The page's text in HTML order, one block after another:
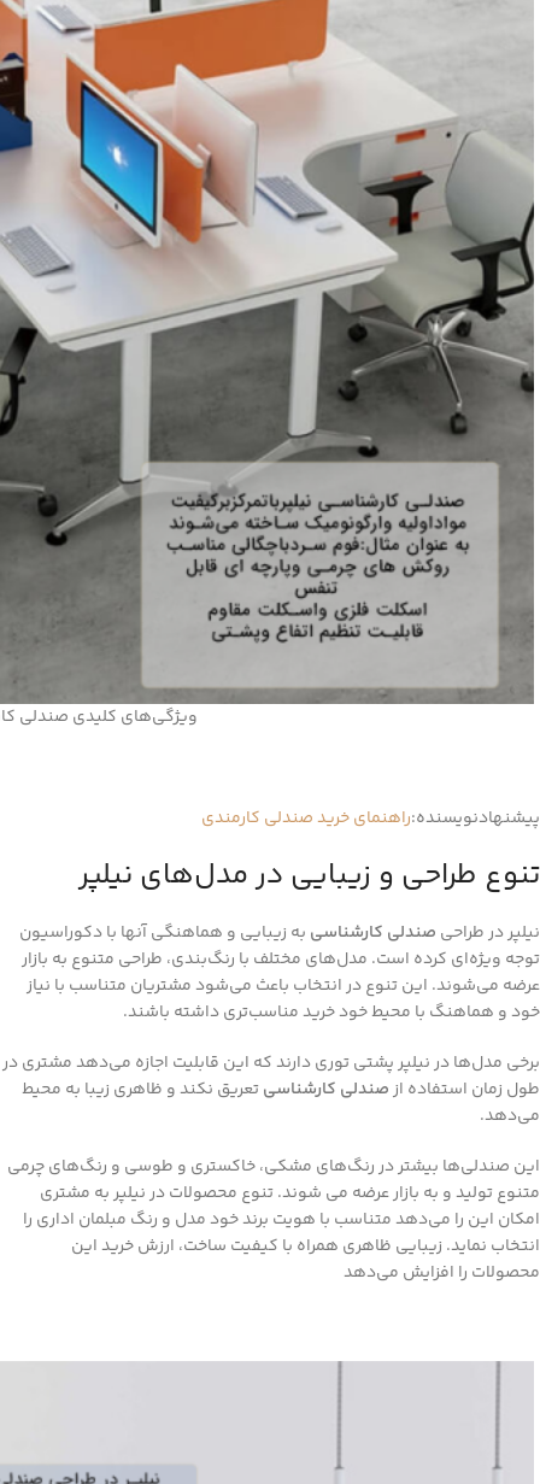
ویژگی‌های کلیدی صندلی
پیشنهادنویسنده:راهنمای خرید صندلی کارمندی
تنوع طراحی و زیبایی در مدل‌های نیلپر
نیلپر در طراحی صندلی کارشناسی به زیبایی و هماهنگی آنها با دکوراسیون
توجه ویژه‌ای کرده است. مدل‌های مختلف با رنگ‌بندی، طراحی متنوع به بازار
عرضه می‌شوند. این تنوع در انتخاب باعث می‌شود مشتریان متناسب با نیاز
خود و هماهنگ با محیط خود خرید مناسب‌تری داشته باشند.
برخی مدل‌ها در نیلپر پشتی توری دارند که این قابلیت اجازه می‌دهد مشتری در
طول زمان استفاده ازصندلی کارشناسیتعریق نکند و ظاهری زیبا به محیط
می‌دهد.
این صندلی‌ها بیشتر در رنگ‌های مشکی، خاکستری و طوسی و رنگ‌های چرمی
متنوع تولید و به بازار عرضه می شوند. تنوع محصولات در نیلپر به مشتری
امکان این را می‌دهد متناسب با هویت برند خود مدل و رنگ مبلمان اداری را
انتخاب نماید. زیبایی ظاهری همراه با کیفیت ساخت، ارزش خرید این
محصولات را افزایش می‌دهد